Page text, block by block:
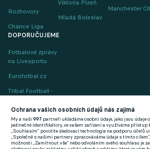
Rozhovory
Chance Liga
Viktoria Plzeň
Mladá Boleslav
Manchester
DOPORUČUJEME
Fotbalové zprávy
na Livesportu
Eurofotbal.cz
Tribal Football -
(EN)
FlashFutbal (SK)
Tenisportal.cz
Ochrana vašich osobních údajů nás zajímá
My a naši997 partneři ukládáme osobní údaje, jako jsou údaje
jedinečné identifikátory, ve vašem zařízení a využíváme přístup
„Souhlasím“ povolíte sledovací technologie na podporu účelů
„Společně s našimi partnery zpracováváme údaje s tímto
možnosti „Zamítnout vše“ nebo odvoláním svého souhlasu je